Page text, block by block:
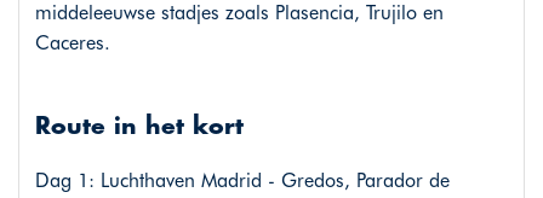
middeleeuwse stadjes zoals Plasencia, Trujilo en
Caceres.
Route in het kort
Dag 1: Luchthaven Madrid - Gredos, Parador de